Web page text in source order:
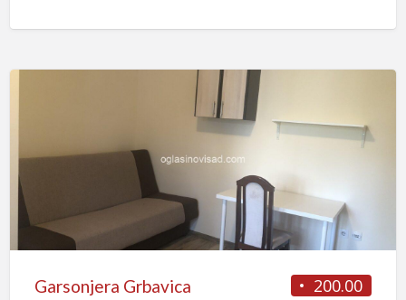
200.00
Garsonjera Grbavica